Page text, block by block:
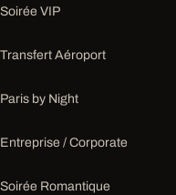
Soirée VIP
Transfert Aéroport
Paris by Night
Entreprise / Corporate
Soirée Romantique